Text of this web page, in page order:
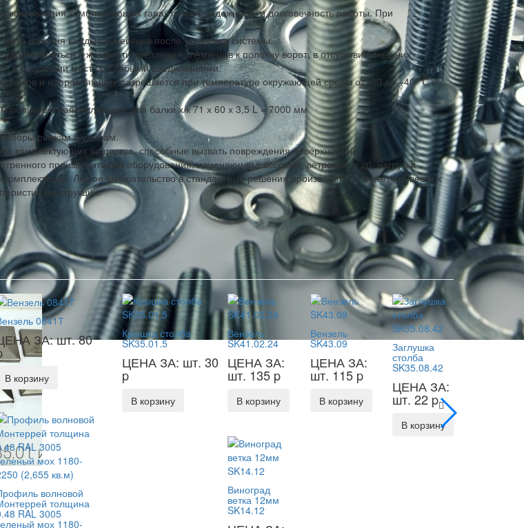
комплектующих гарантируют надежность и долговечность работы. При
изделия каждые 6 месяцев после установки системы.
в жесткости крепления элементов к полотну ворот, в отсутствии внешних
в отсутствии мест со слабыми соединениями.
и направляющих разрешается при температуре окружающей среды от -30 до +40 °С и
%.
роликов и направляющих для балки х/к 71 х 60 х 3,5 L = 7000 мм
опоры рывкам и ударам.
комплектующих вещества, способные вызвать повреждения поверхностей.
производителем оборудования, изменяющего весовые, ветровые и др. нагрузки
комплектации. Любое вмешательство в стандартные решения производителя может привести к
конструкции.
0841Т
ЗА: шт. 80
В корзину
Крышка столба
SK35.01.5
ЦЕНА ЗА: шт. 30
p
В корзину
волновой
толщина
RAL 3005
мох 1180-
Вензель
SK41.02.24
ЦЕНА ЗА:
шт. 135 p
В корзину
Вензель
SK43.09
ЦЕНА ЗА:
шт. 115 p
В корзину
Заглушка
столба
SK35.08.42
ЦЕНА ЗА:
шт. 22 p
В корзину
Виноград
ветка 12мм
SK14.12